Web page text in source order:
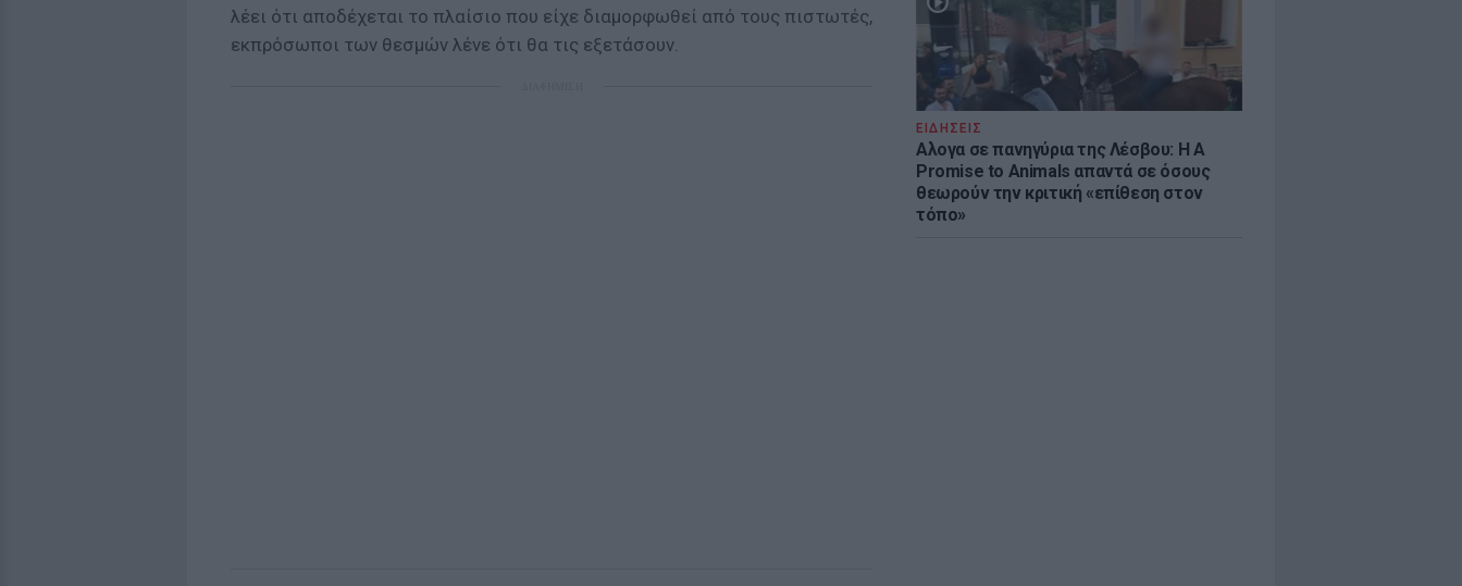
ΕΙΔΗΣΕΙΣ
Αλογα σε πανηγύρια της Λέσβου: Η A
Promise to Animals απαντά σε όσους
θεωρούν την κριτική «επίθεση στον
τόπο»
λέει ότι αποδέχεται το πλαίσιο που είχε διαμορφωθεί από τους πιστωτές,
εκπρόσωποι των θεσμών λένε ότι θα τις εξετάσουν.